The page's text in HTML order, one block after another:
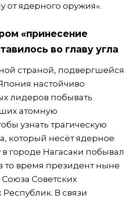
от ядерного оружия».
«принесение
во главу угла
страной, подвергшейся
настойчиво
лидеров побывать
атомную
узнать трагическую
который несёт ядерное
в городе Нагасаки побывал
то время президент ныне
Советских
В связи